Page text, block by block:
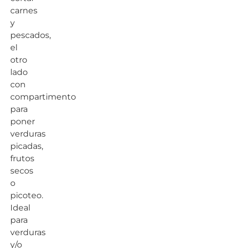
carnes
y
pescados,
el
otro
lado
con
compartimento
para
poner
verduras
picadas,
frutos
secos
o
picoteo.
Ideal
para
verduras
y/o